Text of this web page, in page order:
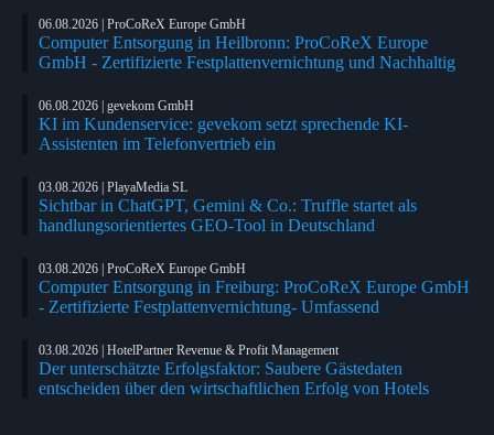
06.08.2026 | ProCoReX Europe GmbH
Computer Entsorgung in Heilbronn: ProCoReX Europe
GmbH - Zertifizierte Festplattenvernichtung und Nachhaltig
06.08.2026 | gevekom GmbH
KI im Kundenservice: gevekom setzt sprechende KI-
Assistenten im Telefonvertrieb ein
03.08.2026 | PlayaMedia SL
Sichtbar in ChatGPT, Gemini & Co.: Truffle startet als
handlungsorientiertes GEO-Tool in Deutschland
03.08.2026 | ProCoReX Europe GmbH
Computer Entsorgung in Freiburg: ProCoReX Europe GmbH
- Zertifizierte Festplattenvernichtung- Umfassend
03.08.2026 | HotelPartner Revenue & Profit Management
Der unterschätzte Erfolgsfaktor: Saubere Gästedaten
entscheiden über den wirtschaftlichen Erfolg von Hotels